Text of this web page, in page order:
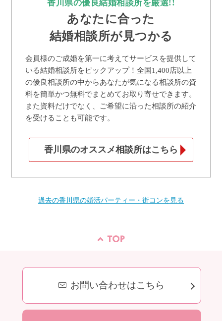
香川県の優良結婚相談所を厳選!!
あなたに合った
結婚相談所が見つかる
会員様のご成婚を第一に考えてサービスを提供して
いる結婚相談所をピックアップ！全国1,400店以上
の優良相談所の中からあなたが気になる相談所の資
料を簡単かつ無料でまとめてお取り寄せできます。
また資料だけでなく、ご希望に沿った相談所の紹介
を受けることも可能です。
香川県のオススメ相談所はこちら
過去の香川県の婚活パーティー・街コンを見る
お問い合わせはこちら